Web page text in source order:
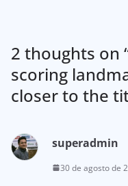
2 thoughts on
scoring
closer to the
superadmin
30 de agosto de